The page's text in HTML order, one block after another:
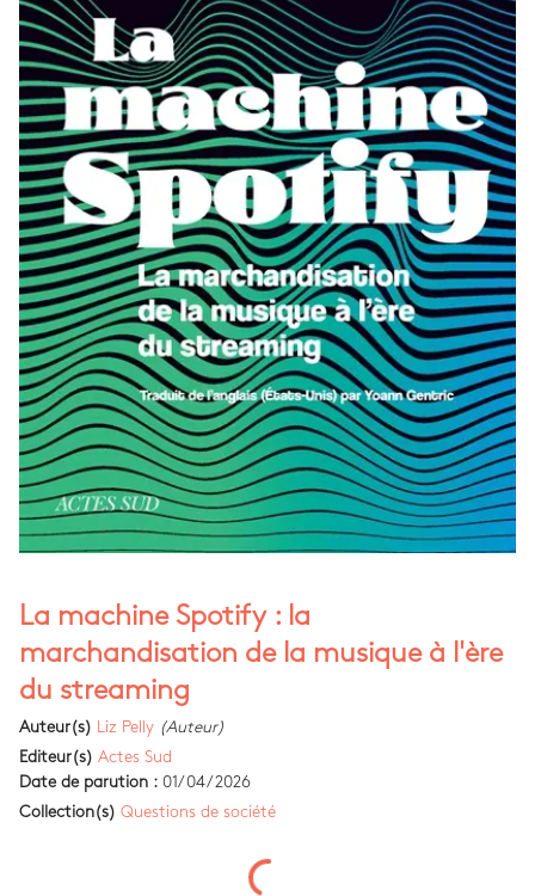
La machine Spotify : la
marchandisation de la musique à l'ère
du streaming
Auteur(s) Liz Pelly (Auteur)
Editeur(s) Actes Sud
Date de parution : 01/04/2026
Collection(s) Questions de société